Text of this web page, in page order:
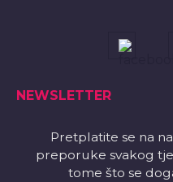
NEWSLETTER
Pretplatite se na
preporuke svakog
tome što se